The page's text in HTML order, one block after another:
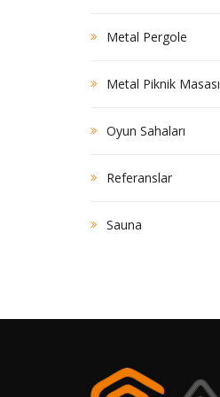
Metal Pergole
Metal Piknik Masası
Oyun Sahaları
Referanslar
Sauna